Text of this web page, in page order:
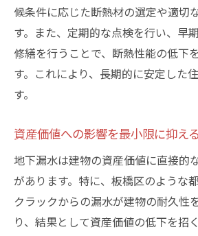
候条件に応じた断熱材の選定や適切
す。また、定期的な点検を行い、早
修繕を行うことで、断熱性能の低下
す。これにより、長期的に安定した
す。
資産価値への影響を最小限に抑え
地下漏水は建物の資産価値に直接的
があります。特に、板橋区のような
クラックからの漏水が建物の耐久性
り、結果として資産価値の低下を招